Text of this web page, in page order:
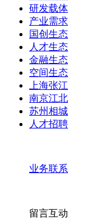
研发载体
产业需求
国创生态
人才生态
金融生态
空间生态
上海张江
南京江北
苏州相城
人才招聘
业务联系
留言互动